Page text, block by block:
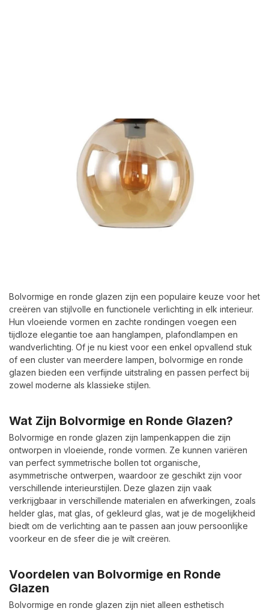
Bolvormige en ronde glazen zijn een populaire keuze voor het
creëren van stijlvolle en functionele verlichting in elk interieur.
Hun vloeiende vormen en zachte rondingen voegen een
tijdloze elegantie toe aan hanglampen, plafondlampen en
wandverlichting. Of je nu kiest voor een enkel opvallend stuk
of een cluster van meerdere lampen, bolvormige en ronde
glazen bieden een verfijnde uitstraling en passen perfect bij
zowel moderne als klassieke stijlen.
Wat Zijn Bolvormige en Ronde Glazen?
Bolvormige en ronde glazen zijn lampenkappen die zijn
ontworpen in vloeiende, ronde vormen. Ze kunnen variëren
van perfect symmetrische bollen tot organische,
asymmetrische ontwerpen, waardoor ze geschikt zijn voor
verschillende interieurstijlen. Deze glazen zijn vaak
verkrijgbaar in verschillende materialen en afwerkingen, zoals
helder glas, mat glas, of gekleurd glas, wat je de mogelijkheid
biedt om de verlichting aan te passen aan jouw persoonlijke
voorkeur en de sfeer die je wilt creëren.
Voordelen van Bolvormige en Ronde
Glazen
Bolvormige en ronde glazen zijn niet alleen esthetisch